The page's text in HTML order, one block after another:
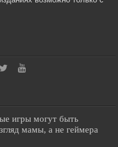
игры могут быть
мамы, а не геймера